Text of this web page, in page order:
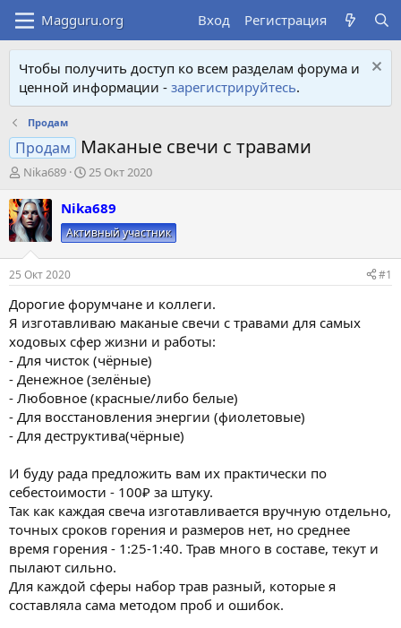
Вход Регистрация
Чтобы получить доступ ко всем разделам форума и
ценной информации - зарегистрируйтесь.
Продам
Продам Маканые свечи с травами
А
т
о
р
т
е
м
ы
Nika689
Д
т
а
н
а
л
а
25 Окт 2020
Nika689
Активный участник
25 Окт 2020 #1
Дорогие форумчане и коллеги.
Я изготавливаю маканые свечи с травами для самых
ходовых сфер жизни и работы:
- Для чисток (чёрные)
- Денежное (зелёные)
- Любовное (красные/либо белые)
- Для восстановления энергии (фиолетовые)
- Для деструктива(чёрные)
И буду рада предложить вам их практически по
себестоимости - 100₽ за штуку.
Так как каждая свеча изготавливается вручную отдельно,
точных сроков горения и размеров нет, но среднее
время горения - 1:25-1:40. Трав много в составе, текут и
пылают сильно.
Для каждой сферы набор трав разный, которые я
составляла сама методом проб и ошибок.